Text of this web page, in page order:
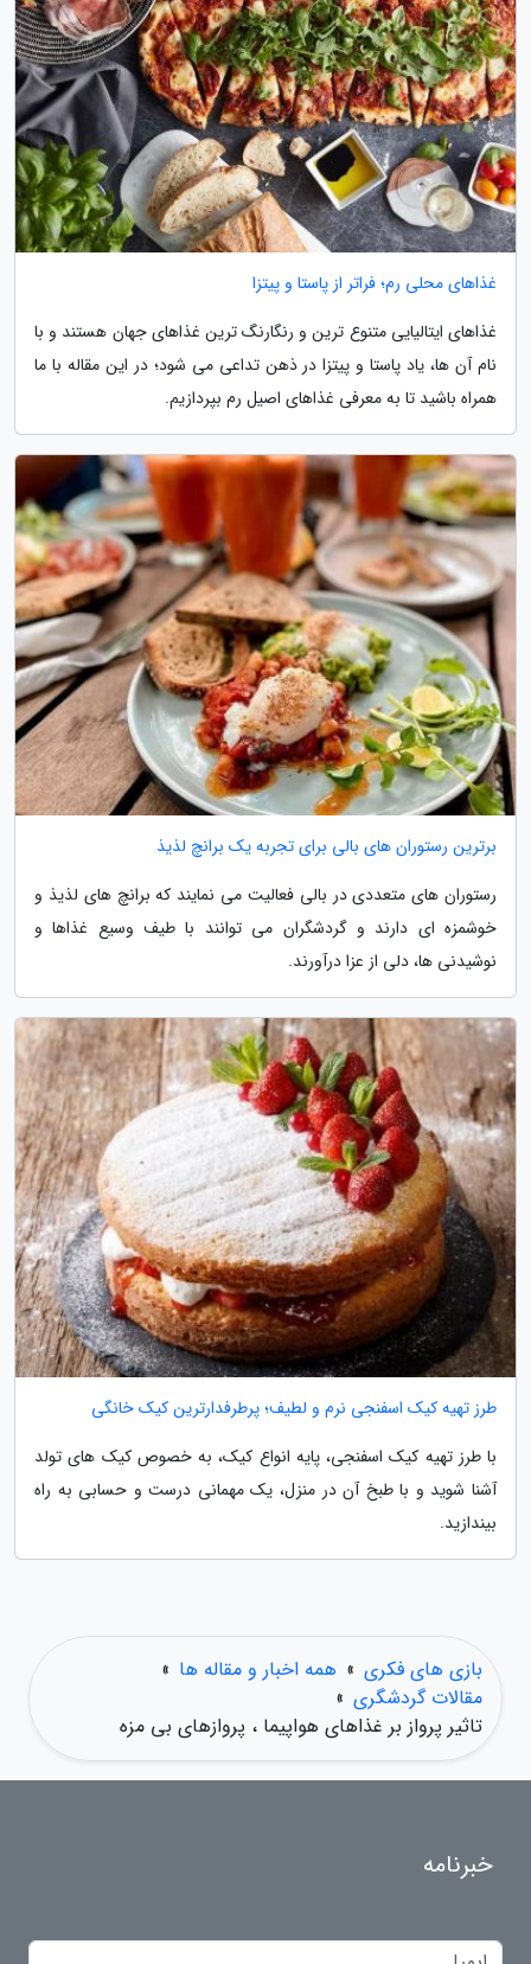
غذاهای محلی رم؛ فراتر از پاستا و پیتزا
غذاهای ایتالیایی متنوع ترین و رنگارنگ ترین غذاهای جهان هستند و با
نام آن ها، یاد پاستا و پیتزا در ذهن تداعی می شود؛ در این مقاله با ما
همراه باشید تا به معرفی غذاهای اصیل رم بپردازیم.
برترین رستوران های بالی برای تجربه یک برانچ لذیذ
رستوران های متعددی در بالی فعالیت می نمایند که برانچ های لذیذ و
خوشمزه ای دارند و گردشگران می توانند با طیف وسیع غذاها و
نوشیدنی ها، دلی از عزا درآورند.
طرز تهیه کیک اسفنجی نرم و لطیف؛ پرطرفدارترین کیک خانگی
با طرز تهیه کیک اسفنجی، پایه انواع کیک، به خصوص کیک های تولد
آشنا شوید و با طبخ آن در منزل، یک مهمانی درست و حسابی به راه
بیندازید.
بازی های فکری » همه اخبار و مقاله ها »
مقالات گردشگری »
تاثیر پرواز بر غذاهای هواپیما ، پروازهای بی مزه
خبرنامه